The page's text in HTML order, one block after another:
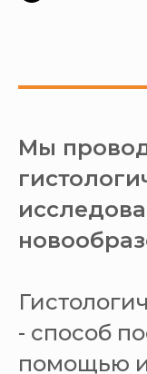
Мы
- способ
помощью